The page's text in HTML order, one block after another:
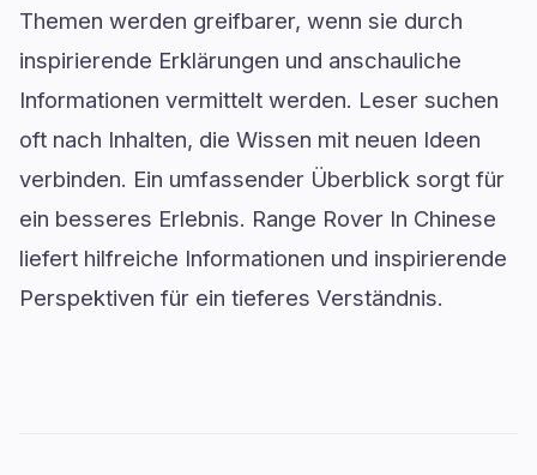
Themen werden greifbarer, wenn sie durch
inspirierende Erklärungen und anschauliche
Informationen vermittelt werden. Leser suchen
oft nach Inhalten, die Wissen mit neuen Ideen
verbinden. Ein umfassender Überblick sorgt für
ein besseres Erlebnis. Range Rover In Chinese
liefert hilfreiche Informationen und inspirierende
Perspektiven für ein tieferes Verständnis.